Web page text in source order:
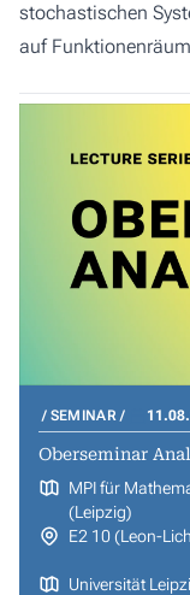
stochastischen
auf
SEMINAR
Oberseminar
MPI für
(Leipzig)
E2 10 (Leon-
Universität